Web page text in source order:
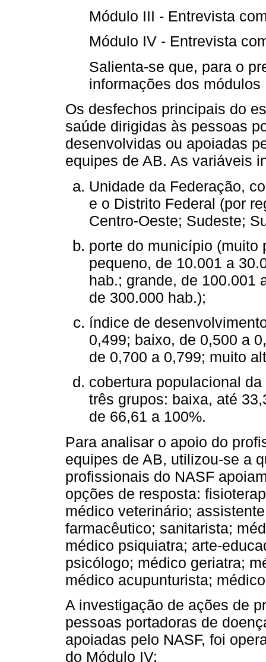
Módulo III - Entrevista
Módulo IV - Entrevista
Salienta-se que, para o
informações dos módulos
Os desfechos principais do
saúde dirigidas às pessoas
desenvolvidas ou apoiadas
equipes de AB. As variáveis
Unidade da Federação,
e o Distrito Federal (por
Centro-Oeste; Sudeste;
porte do município (muito
pequeno, de 10.001 a
hab.; grande, de 100.001
de 300.000 hab.);
índice de
0,499; baixo, de 0,500 a
de 0,700 a 0,799; muito
cobertura populacional
três grupos: baixa, até
de 66,61 a 100%.
Para analisar o apoio do
equipes de AB, utilizou-se a
profissionais do NASF
opções de resposta:
médico veterinário;
farmacêutico; sanitarista;
médico psiquiatra; arte-
psicólogo; médico geriatra;
médico acupunturista;
A investigação de ações de
pessoas portadoras de
apoiadas pelo NASF, foi
do Módulo IV: